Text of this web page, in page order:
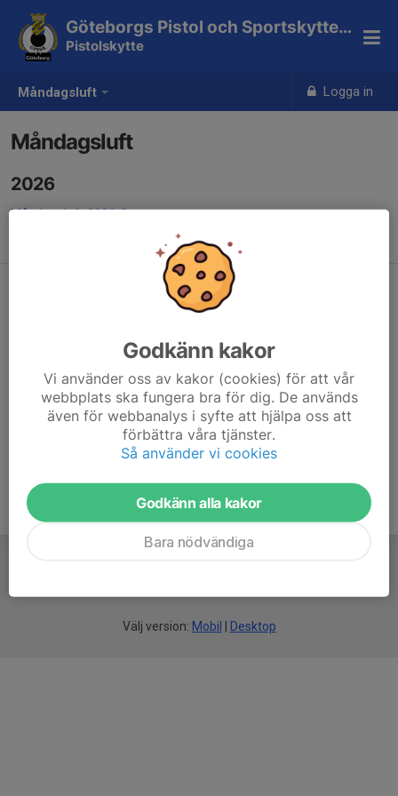
Måndagsluft Logga in
Göteborgs Pistol och Sportskytteklubb
Pistolskytte
Måndagsluft
2026
Måndagsluft 2026-2
MÅNDAGSLUFT 2025-2
MÅNDAGSLUFT 2025-1
MÅNDAGSLUFT 2024-3
MÅNDAGSLUFT 2024-4
Välj version: Mobil Desktop
Godkänn kakor
Vi använder oss av kakor (cookies) för att vår
webbplats ska fungera bra för dig. De används
även för webbanalys i syfte att hjälpa oss att
förbättra våra tjänster.
Så använder vi cookies
Godkänn alla kakor
Bara nödvändiga